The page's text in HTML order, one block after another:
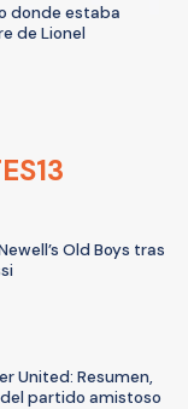
donde estaba
de Lionel
Old Boys tras
United: Resumen,
partido amistoso